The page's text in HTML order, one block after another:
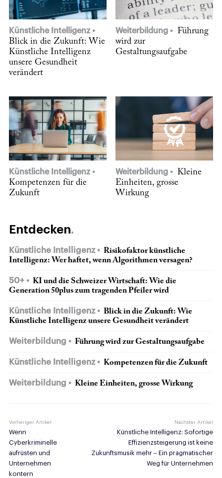
Künstliche Intelligenz
Blick in die Zukunft: Wie
Künstliche Intelligenz
unsere Gesundheit
verändert
Weiterbildung
Führung
wird zur
Gestaltungsaufgabe
Künstliche Intelligenz
Kompetenzen für die
Zukunft
Weiterbildung
Kleine
Einheiten, grosse
Wirkung
Entdecken
Künstliche Intelligenz
Risikofaktor künstliche
Intelligenz: Wer haftet, wenn Algorithmen versagen?
50+
KI und die Schweizer Wirtschaft: Wie die
Generation 50plus zum tragenden Pfeiler wird
Künstliche Intelligenz
Blick in die Zukunft: Wie
Künstliche Intelligenz unsere Gesundheit verändert
Weiterbildung Führung wird zur Gestaltungsaufgabe
Künstliche Intelligenz Kompetenzen für die Zukunft
Weiterbildung Kleine Einheiten, grosse Wirkung
Vorheriger Artikel
Wenn
Cyberkriminelle
aufrüsten und
Unternehmen
kontern
Nächster Artikel
Künstliche Intelligenz: Sofortige
Effizienzsteigerung ist keine
Zukunftsmusik mehr – Ein pragmatischer
Weg für Unternehmen